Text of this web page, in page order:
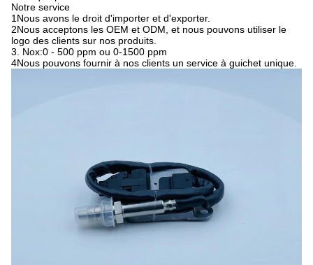
Notre service
1Nous avons le droit d'importer et d'exporter.
2Nous acceptons les OEM et ODM, et nous pouvons utiliser le
logo des clients sur nos produits.
3. Nox:0 - 500 ppm ou 0-1500 ppm
4Nous pouvons fournir à nos clients un service à guichet unique.